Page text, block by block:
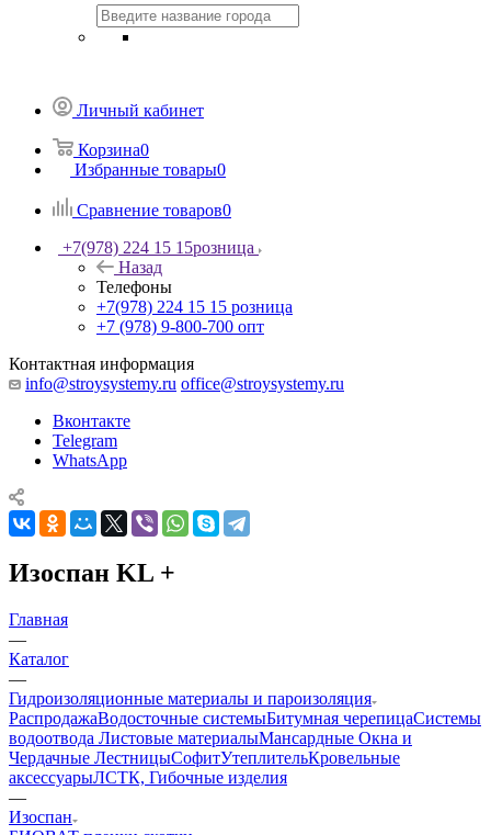
Личный кабинет
Корзина0
Избранные товары0
Сравнение товаров0
+7(978) 224 15 15розница
Назад
Телефоны
+7(978) 224 15 15 розница
+7 (978) 9-800-700 опт
Контактная информация
info@stroysystemy.ru office@stroysystemy.ru
Вконтакте
Telegram
WhatsApp
Изоспан KL +
Главная
—
Каталог
—
Гидроизоляционные материалы и пароизоляция
РаспродажаВодосточные системыБитумная черепицаСистемы
водоотвода Листовые материалыМансардные Окна и
Чердачные ЛестницыСофитУтеплительКровельные
аксессуарыЛСТК, Гибочные изделия
—
Изоспан